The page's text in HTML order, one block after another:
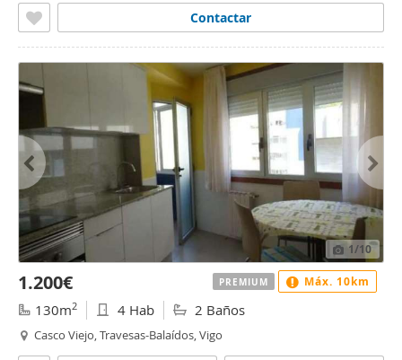
Contactar
1/10
1.200€
130m2 4 Hab 2 Baños
Casco Viejo, Travesas-Balaídos, Vigo
PREMIUM Máx. 10km